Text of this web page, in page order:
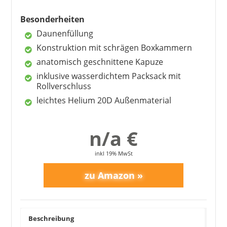
Besonderheiten
Daunenfüllung
Konstruktion mit schrägen Boxkammern
anatomisch geschnittene Kapuze
inklusive wasserdichtem Packsack mit
Rollverschluss
leichtes Helium 20D Außenmaterial
n/a €
inkl 19% MwSt
Beschreibung